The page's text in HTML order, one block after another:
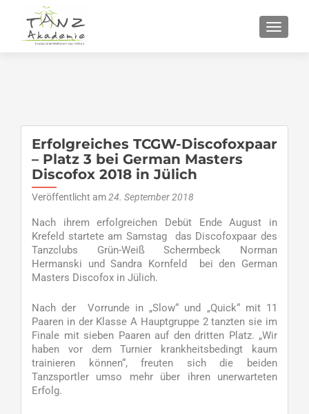
Erfolgreiches TCGW-Discofoxpaar
– Platz 3 bei German Masters
Discofox 2018 in Jülich
Veröffentlicht am24. September 2018
Nach ihrem erfolgreichen Debüt Ende August in
Krefeld startete am Samstag das Discofoxpaar des
Tanzclubs Grün-Weiß Schermbeck Norman
Hermanski und Sandra Kornfeld bei den German
Masters Discofox in Jülich.
Nach der Vorrunde in „Slow“ und „Quick“ mit 11
Paaren in der Klasse A Hauptgruppe 2 tanzten sie im
Finale mit sieben Paaren auf den dritten Platz. „Wir
haben vor dem Turnier krankheitsbedingt kaum
trainieren können“, freuten sich die beiden
Tanzsportler umso mehr über ihren unerwarteten
Erfolg.